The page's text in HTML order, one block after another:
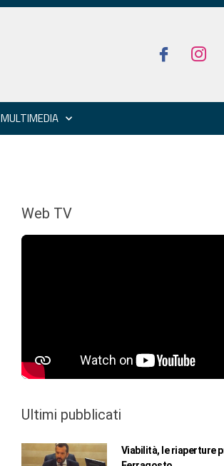
MULTIMEDIA
Web TV
Ultimi pubblicati
Viabilità, le riaperture